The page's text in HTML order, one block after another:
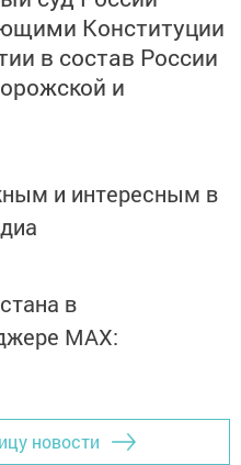
Конституции
в состав России
и
и интересным в
в
MАХ:
новости